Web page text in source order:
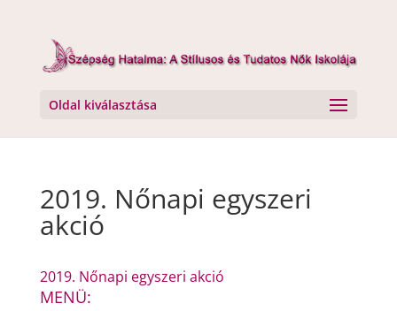
Oldal kiválasztása
2019. Nőnapi egyszeri
akció
2019. Nőnapi egyszeri akció
MENÜ: